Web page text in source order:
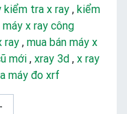
kiểm tra x ray, kiểm
máy x ray công
ray, mua bán máy x
mới , xray 3d , x ray
máy đo xrf